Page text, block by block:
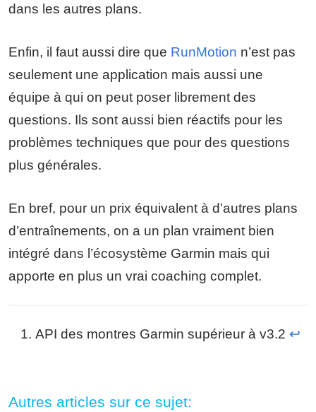
dans les autres plans.
Enfin, il faut aussi dire que RunMotion n’est pas
seulement une application mais aussi une
équipe à qui on peut poser librement des
questions. Ils sont aussi bien réactifs pour les
problèmes techniques que pour des questions
plus générales.
En bref, pour un prix équivalent à d’autres plans
d’entraînements, on a un plan vraiment bien
intégré dans l’écosystème Garmin mais qui
apporte en plus un vrai coaching complet.
API des montres Garmin supérieur à v3.2 ↩︎
Autres articles sur ce sujet: